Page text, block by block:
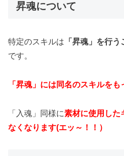
昇魂について
特定のスキルは 「昇魂」を行
です。
「昇魂」には同名のスキルをも
「入魂」同様に素材に使用した
なくなります(エッ～！！）